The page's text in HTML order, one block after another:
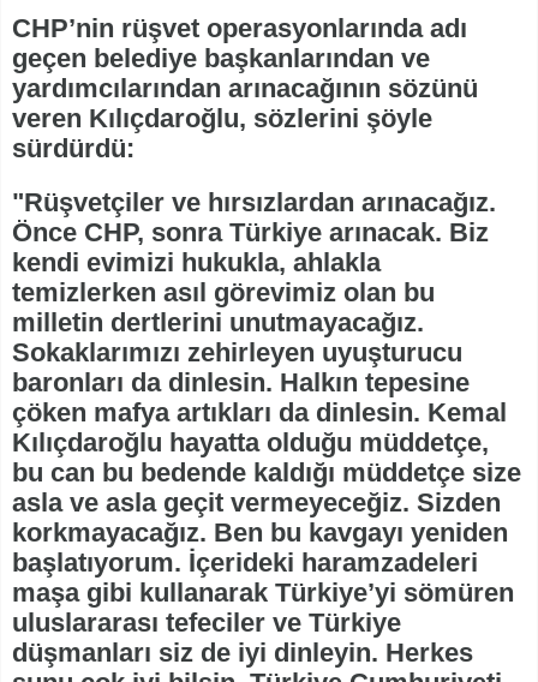
CHP’nin rüşvet operasyonlarında adı
geçen belediye başkanlarından ve
yardımcılarından arınacağının sözünü
veren Kılıçdaroğlu, sözlerini şöyle
sürdürdü:
"Rüşvetçiler ve hırsızlardan arınacağız.
Önce CHP, sonra Türkiye arınacak. Biz
kendi evimizi hukukla, ahlakla
temizlerken asıl görevimiz olan bu
milletin dertlerini unutmayacağız.
Sokaklarımızı zehirleyen uyuşturucu
baronları da dinlesin. Halkın tepesine
çöken mafya artıkları da dinlesin. Kemal
Kılıçdaroğlu hayatta olduğu müddetçe,
bu can bu bedende kaldığı müddetçe size
asla ve asla geçit vermeyeceğiz. Sizden
korkmayacağız. Ben bu kavgayı yeniden
başlatıyorum. İçerideki haramzadeleri
maşa gibi kullanarak Türkiye’yi sömüren
uluslararası tefeciler ve Türkiye
düşmanları siz de iyi dinleyin. Herkes